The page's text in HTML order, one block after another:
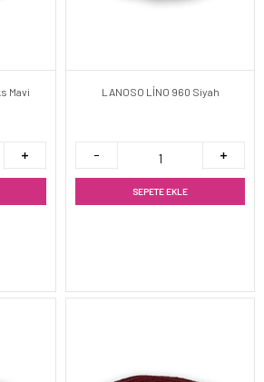
Mavi LANOSO LİNO 960 Siyah
SEPETE EKLE